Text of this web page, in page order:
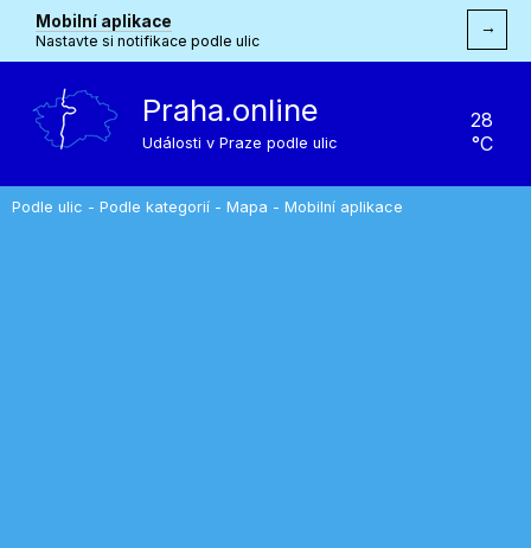
Mobilní aplikace
Nastavte si notifikace podle ulic
→
Praha.online
Události v Praze podle ulic
28
°C
Podle ulic - Podle kategorií - Mapa - Mobilní aplikace